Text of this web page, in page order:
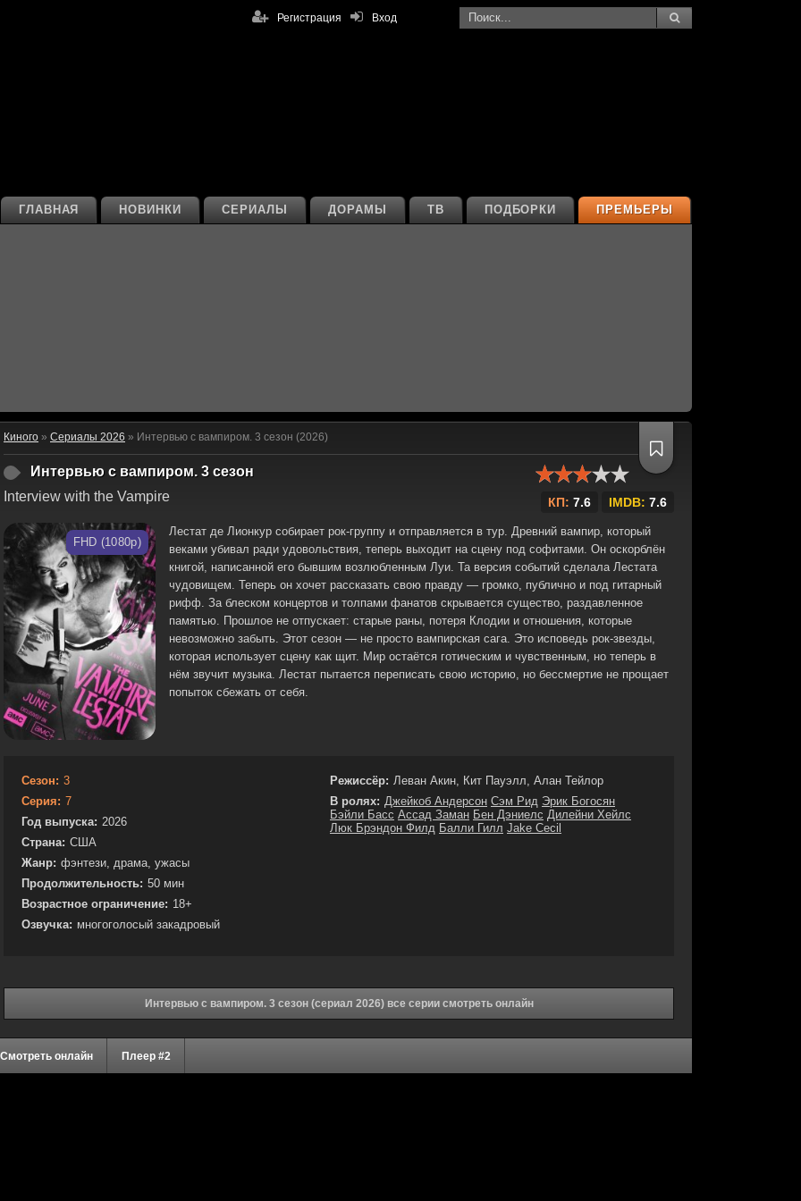
Вход
Регистрация
ПРЕМЬЕРЫ
ПОДБОРКИ
ТВ
ДОРАМЫ
СЕРИАЛЫ
НОВИНКИ
ГЛАВНАЯ
Киного » Сериалы 2026 » Интервью с вампиром. 3 сезон (2026)
Интервью с вампиром. 3 сезон
Interview with the Vampire
КП: 7.6 IMDB: 7.6
FHD (1080p)
Лестат де Лионкур собирает рок-группу и отправляется в тур. Древний вампир, который
веками убивал ради удовольствия, теперь выходит на сцену под софитами. Он оскорблён
книгой, написанной его бывшим возлюбленным Луи. Та версия событий сделала Лестата
чудовищем. Теперь он хочет рассказать свою правду — громко, публично и под гитарный
рифф. За блеском концертов и толпами фанатов скрывается существо, раздавленное
памятью. Прошлое не отпускает: старые раны, потеря Клодии и отношения, которые
невозможно забыть. Этот сезон — не просто вампирская сага. Это исповедь рок-звезды,
которая использует сцену как щит. Мир остаётся готическим и чувственным, но теперь в
нём звучит музыка. Лестат пытается переписать свою историю, но бессмертие не прощает
попыток сбежать от себя.
Сезон: 3
Серия: 7
Год выпуска: 2026
Страна: США
Жанр: фэнтези, драма, ужасы
Продолжительность: 50 мин
Возрастное ограничение: 18+
Озвучка: многоголосый закадровый
Режиссёр: Леван Акин, Кит Пауэлл, Алан Тейлор
В ролях: Джейкоб Андерсон Сэм Рид Эрик Богосян
Бэйли Басс Ассад Заман Бен Дэниелс Дилейни Хейлс
Люк Брэндон Филд Балли Гилл Jake Cecil
Интервью с вампиром. 3 сезон (сериал 2026) все серии смотреть онлайн
Смотреть онлайн Плеер #2